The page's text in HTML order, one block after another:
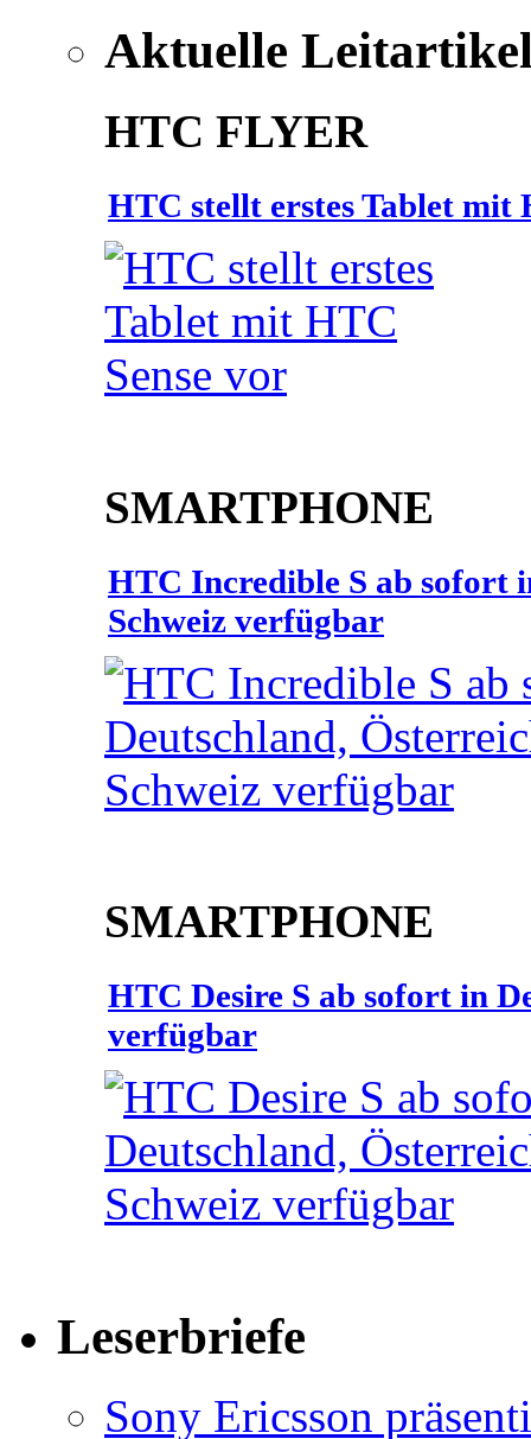
Aktuelle
HTC FLYER
HTC stellt erstes Tablet mit
SMARTPHONE
HTC Incredible S ab sofort
Schweiz verfügbar
SMARTPHONE
HTC Desire S ab sofort in
verfügbar
Leserbriefe
Sony Ericsson